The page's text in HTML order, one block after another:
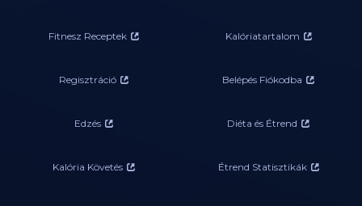
Fitnesz Receptek Kalóriatartalom
Regisztráció Belépés Fiókodba
Edzés Diéta és Étrend
Kalória Követés Étrend Statisztikák